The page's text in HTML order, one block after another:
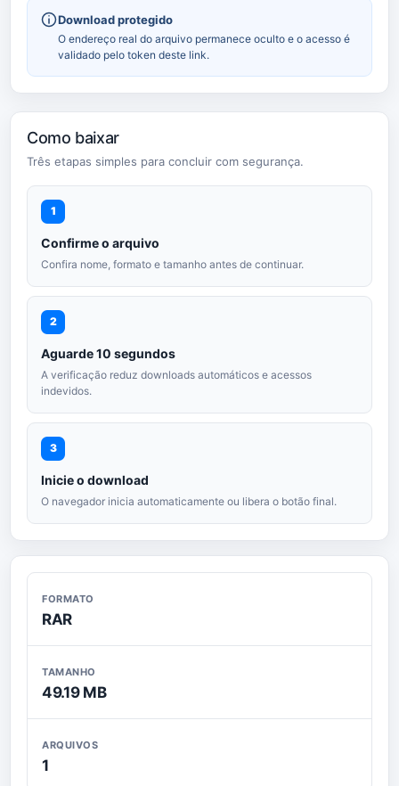
Como baixar
Três etapas simples para concluir com segurança.
1
Confirme o arquivo
Confira nome, formato e tamanho antes de continuar.
2
Aguarde 10 segundos
A verificação reduz downloads automáticos e acessos
indevidos.
3
Inicie o download
O navegador inicia automaticamente ou libera o botão final.
FORMATO
RAR
TAMANHO
49.19 MB
ARQUIVOS
1
Download protegido
O endereço real do arquivo permanece oculto e o acesso é
validado pelo token deste link.